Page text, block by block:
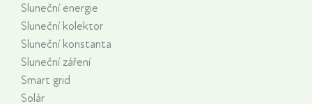
Sluneční energie
Sluneční kolektor
Sluneční konstanta
Sluneční záření
Smart grid
Solár